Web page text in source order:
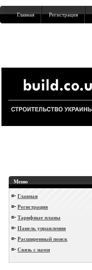
Главная Регистрация
Меню
Главная
Регистрация
Тарифные планы
Панель управления
Расширенный поиск
Связь с нами